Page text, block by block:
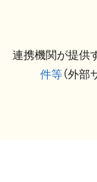
連携機関が提供
件等（外